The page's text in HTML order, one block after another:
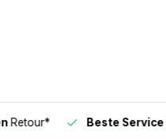
Beste Service